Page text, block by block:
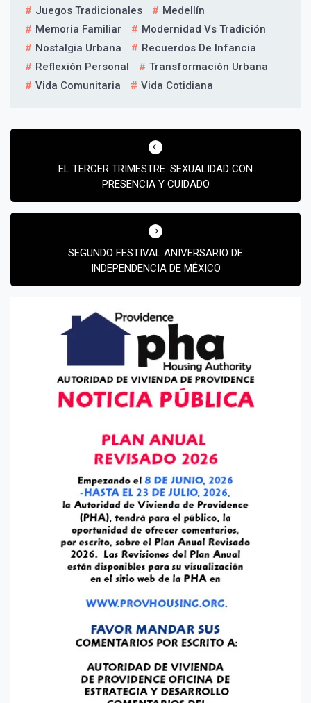
Suscribír
Juegos Tradicionales
Medellín
Memoria Familiar
Modernidad Vs Tradición
Nostalgia Urbana
Recuerdos De Infancia
Reflexión Personal
Transformación Urbana
Vida Comunitaria
Vida Cotidiana
Navegación
entradasEL TERCER TRIMESTRE: SEXUALIDAD CON
PRESENCIA Y CUIDADO
SEGUNDO FESTIVAL ANIVERSARIO DE
INDEPENDENCIA DE MÉXICO